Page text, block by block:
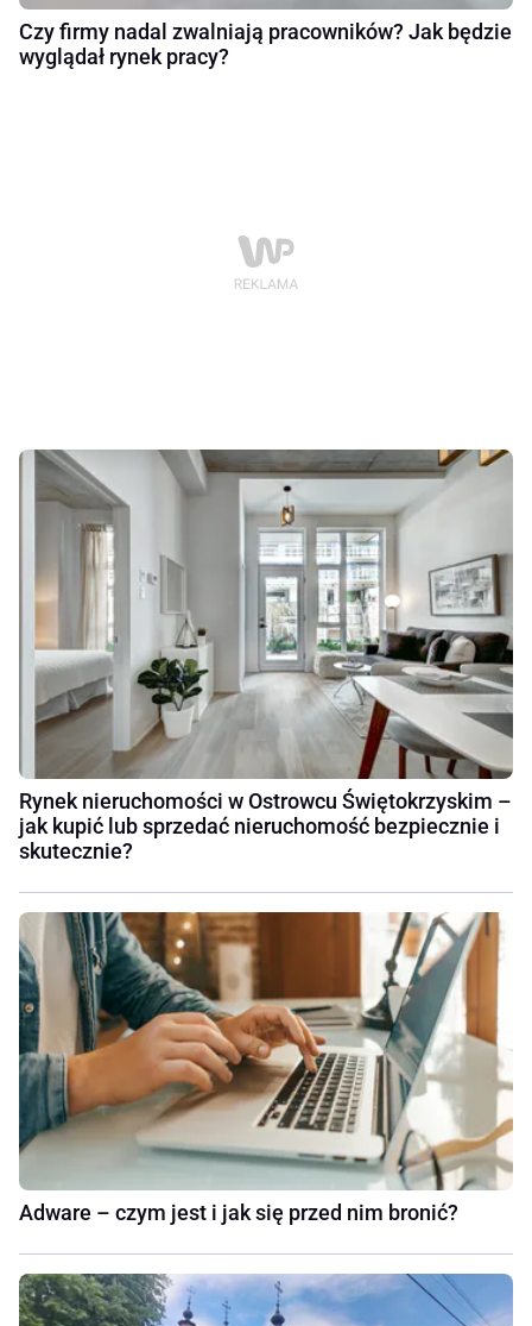
Czy firmy nadal zwalniają pracowników? Jak będzie
wyglądał rynek pracy?
Rynek nieruchomości w Ostrowcu Świętokrzyskim –
jak kupić lub sprzedać nieruchomość bezpiecznie i
skutecznie?
Adware – czym jest i jak się przed nim bronić?